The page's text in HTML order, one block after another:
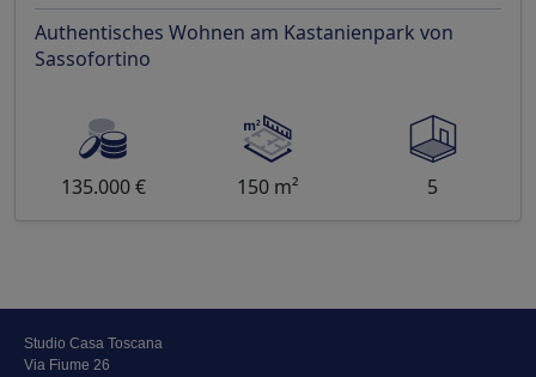
Authentisches Wohnen am Kastanienpark von
Sassofortino
135.000 € 150 m² 5
Studio Casa Toscana
Via Fiume 26